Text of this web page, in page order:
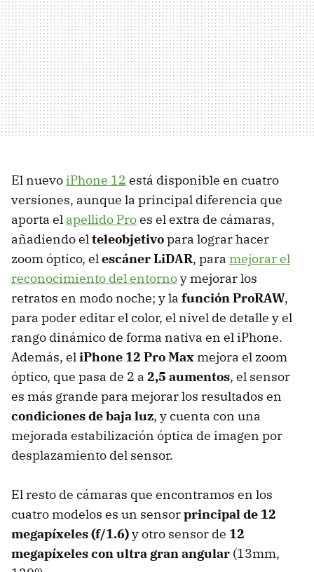
El nuevo iPhone 12 está disponible en cuatro
versiones, aunque la principal diferencia que
aporta el apellido Proes el extra de cámaras,
añadiendo elteleobjetivopara lograr hacer
zoom óptico, elescáner LiDAR, para mejorar el
reconocimiento del entornoy mejorar los
retratos en modo noche; y la función ProRAW,
para poder editar el color, el nivel de detalle y el
rango dinámico de forma nativa en el iPhone.
Además, eliPhone 12 Pro Max mejora el zoom
óptico, que pasa de 2 a 2,5 aumentos, el sensor
es más grande para mejorar los resultados en
condiciones de baja luz, y cuenta con una
mejorada estabilización óptica de imagen por
desplazamiento del sensor.
El resto de cámaras que encontramos en los
cuatro modelos es un sensorprincipal de 12
megapíxeles (f/1.6)y otro sensor de 12
megapíxeles con ultra gran angular (13mm,